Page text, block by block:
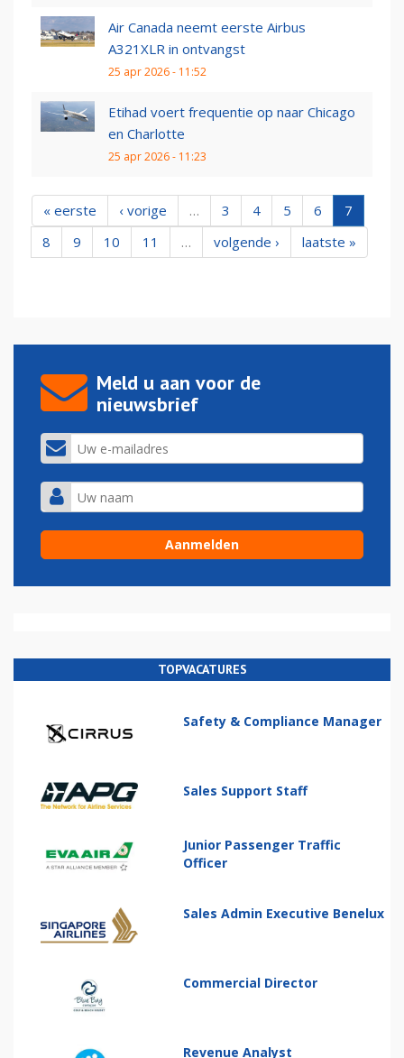
Air Canada neemt eerste Airbus
A321XLR in ontvangst
25 apr 2026 - 11:52
Etihad voert frequentie op naar Chicago
en Charlotte
25 apr 2026 - 11:23
« eerste ‹ vorige … 3 4 5 6
7
8
9 10 11 … volgende › laatste »
Meld u aan voor de
nieuwsbrief
TOPVACATURES
Safety & Compliance Manager
Sales Support Staff
Junior Passenger Traffic
Officer
Sales Admin Executive Benelux
Commercial Director
Revenue Analyst